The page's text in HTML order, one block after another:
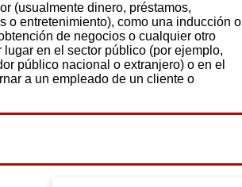
(usualmente dinero, préstamos,
o entretenimiento), como una inducción o
de negocios o cualquier otro
en el sector público (por ejemplo,
público nacional o extranjero) o en el
a un empleado de un cliente o